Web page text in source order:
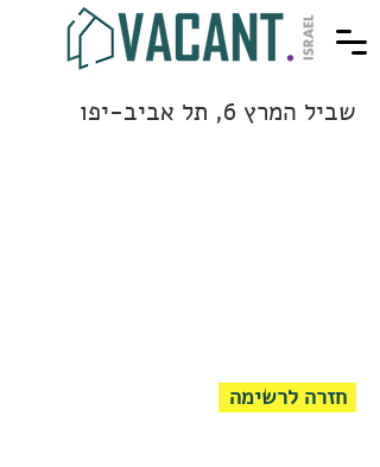
שביל המרץ 6, תל אביב-יפו
חזרה לרשימה